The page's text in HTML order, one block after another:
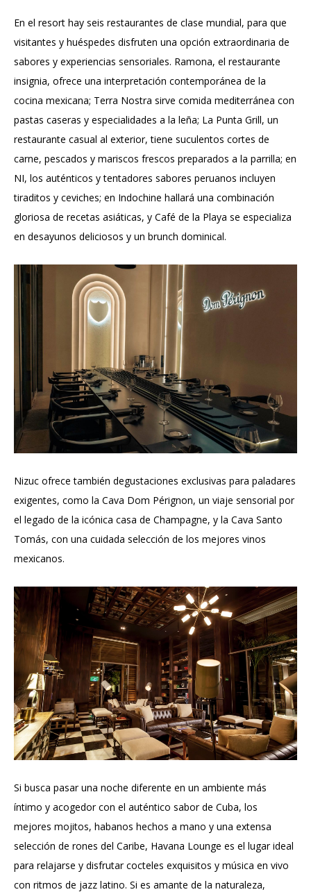
En el resort hay seis restaurantes de clase mundial, para que
visitantes y huéspedes disfruten una opción extraordinaria de
sabores y experiencias sensoriales. Ramona, el restaurante
insignia, ofrece una interpretación contemporánea de la
cocina mexicana; Terra Nostra sirve comida mediterránea con
pastas caseras y especialidades a la leña; La Punta Grill, un
restaurante casual al exterior, tiene suculentos cortes de
carne, pescados y mariscos frescos preparados a la parrilla; en
NI, los auténticos y tentadores sabores peruanos incluyen
tiraditos y ceviches; en Indochine hallará una combinación
gloriosa de recetas asiáticas, y Café de la Playa se especializa
en desayunos deliciosos y un brunch dominical.
Nizuc ofrece también degustaciones exclusivas para paladares
exigentes, como la Cava Dom Pérignon, un viaje sensorial por
el legado de la icónica casa de Champagne, y la Cava Santo
Tomás, con una cuidada selección de los mejores vinos
mexicanos.
Si busca pasar una noche diferente en un ambiente más
íntimo y acogedor con el auténtico sabor de Cuba, los
mejores mojitos, habanos hechos a mano y una extensa
selección de rones del Caribe, Havana Lounge es el lugar ideal
para relajarse y disfrutar cocteles exquisitos y música en vivo
con ritmos de jazz latino. Si es amante de la naturaleza,